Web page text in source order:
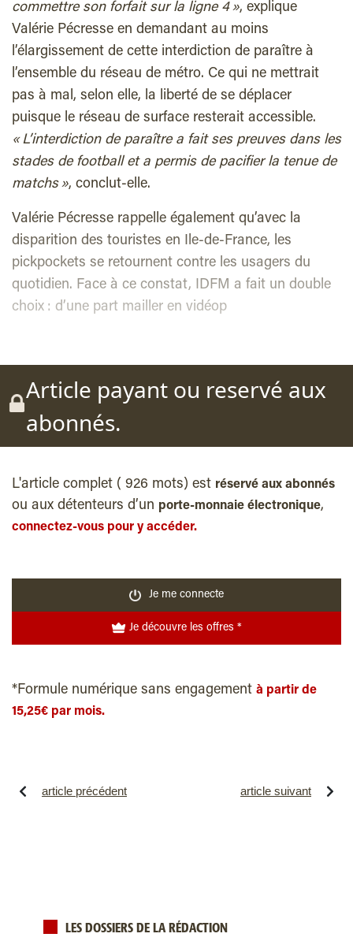
commettre son forfait sur la ligne 4 », explique
Valérie Pécresse en demandant au moins
l’élargissement de cette interdiction de paraître à
l’ensemble du réseau de métro. Ce qui ne mettrait
pas à mal, selon elle, la liberté de se déplacer
puisque le réseau de surface resterait accessible.
« L’interdiction de paraître a fait ses preuves dans les
stades de football et a permis de pacifier la tenue de
matchs », conclut-elle.
Valérie Pécresse rappelle également qu’avec la
disparition des touristes en Ile-de-France, les
pickpockets se retournent contre les usagers du
quotidien. Face à ce constat, IDFM a fait un double
choix : d’une part mailler en vidéop
Article payant ou reservé aux
abonnés.
L'article complet ( 926 mots) est réservé aux abonnés
ou aux détenteurs d’un porte-monnaie électronique,
connectez-vous pour y accéder.
Je me connecte
Je découvre les offres *
*Formule numérique sans engagement à partir de
15,25€ par mois.
article précédent article suivant
LES DOSSIERS DE LA RÉDACTION